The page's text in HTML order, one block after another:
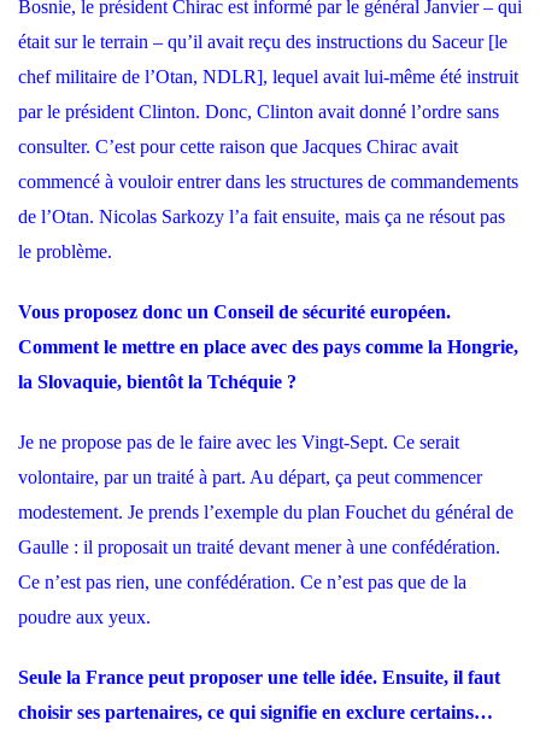
Bosnie, le président Chirac est informé par le général Janvier – qui
était sur le terrain – qu’il avait reçu des instructions du Saceur [le
chef militaire de l’Otan, NDLR], lequel avait lui-même été instruit
par le président Clinton. Donc, Clinton avait donné l’ordre sans
consulter. C’est pour cette raison que Jacques Chirac avait
commencé à vouloir entrer dans les structures de commandements
de l’Otan. Nicolas Sarkozy l’a fait ensuite, mais ça ne résout pas
le problème.
Vous proposez donc un Conseil de sécurité européen.
Comment le mettre en place avec des pays comme la Hongrie,
la Slovaquie, bientôt la Tchéquie ?
Je ne propose pas de le faire avec les Vingt-Sept. Ce serait
volontaire, par un traité à part. Au départ, ça peut commencer
modestement. Je prends l’exemple du plan Fouchet du général de
Gaulle : il proposait un traité devant mener à une confédération.
Ce n’est pas rien, une confédération. Ce n’est pas que de la
poudre aux yeux.
Seule la France peut proposer une telle idée. Ensuite, il faut
choisir ses partenaires, ce qui signifie en exclure certains…